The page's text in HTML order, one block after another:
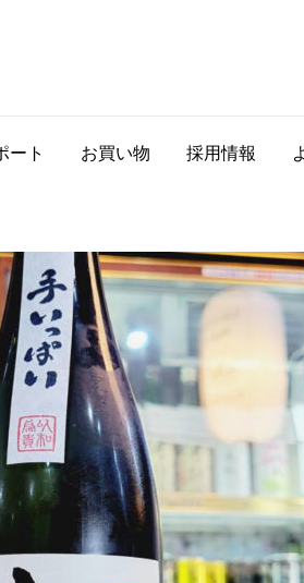
ート お買い物 採用情報